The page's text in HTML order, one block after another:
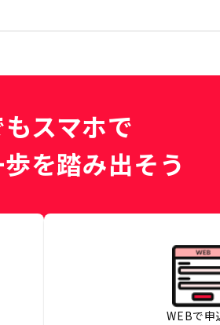
スマホで
を踏み出そう
WEBで申